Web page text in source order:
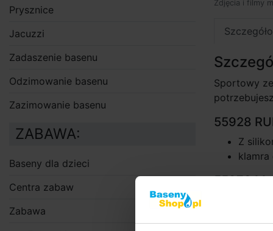
Zdjęcia i filmy
Sportowy
55928
Z
klamra
55978
Prysznice
Jacuzzi
Zadaszenie basenu
Odzimowanie basenu
Zazimowanie basenu
ZABAWA:
Baseny dla dzieci
Centra zabaw
Zabawa